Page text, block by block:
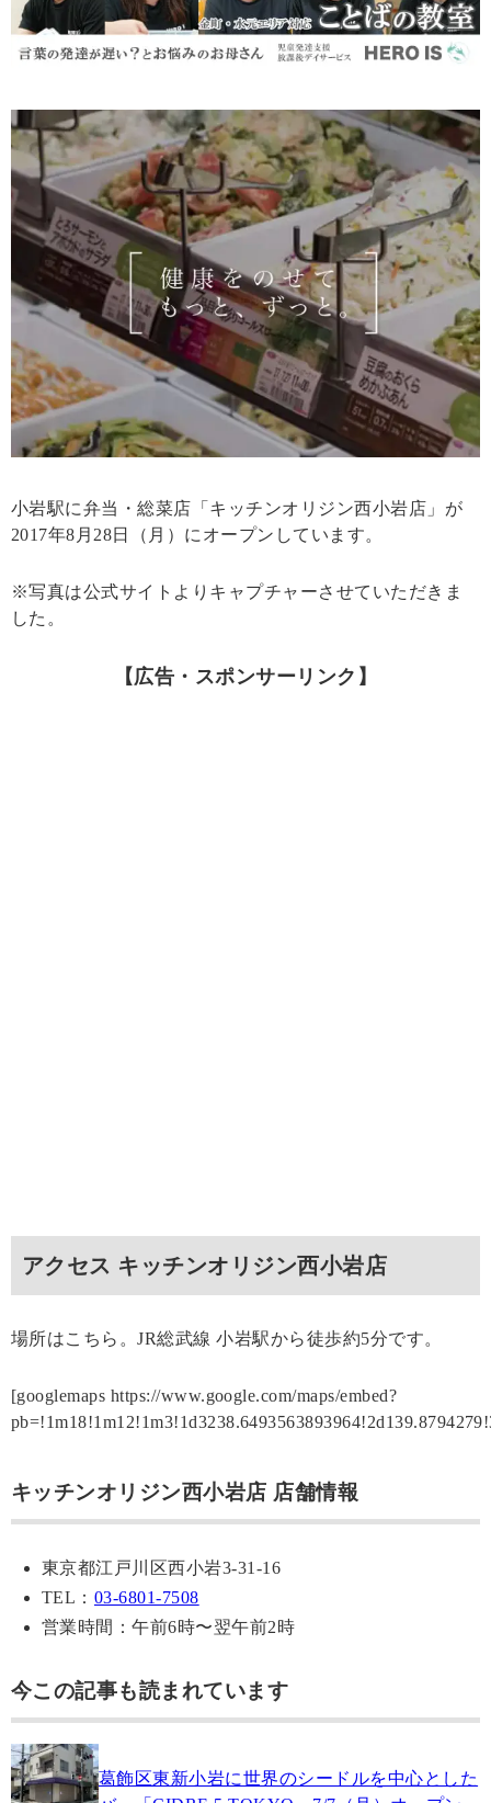
小岩駅に弁当・総菜店「キッチンオリジン西小岩店」が
2017年8月28日（月）にオープンしています。
※写真は公式サイトよりキャプチャーさせていただきま
した。
【広告・スポンサーリンク】
アクセス キッチンオリジン西小岩店
場所はこちら。JR総武線 小岩駅から徒歩約5分です。
[googlemaps https://www.google.com/maps/embed?
キッチンオリジン西小岩店 店舗情報
東京都江戸川区西小岩3-31-16
TEL： 03-6801-7508
営業時間：午前6時〜翌午前2時
今この記事も読まれています
葛飾区東新小岩に世界のシードルを中心とした